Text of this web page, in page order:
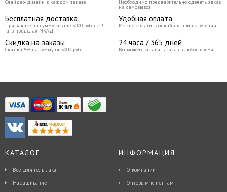
Слайдер-дизайн в каждом заказе Необходимо предварительно сделать заказ
на самовывоз
Бесплатная доставка
При заказе на сумму свыше 5000 руб до 3
кг в пределах МКАД
Удобная оплата
Можно оплатить онлайн и при получении
Скидка на заказы
Скидка 5% на сумму от 5000 руб
24 часа / 365 дней
Вы можете оставить заказ в любое время
КАТАЛОГ
Все для гель-лака
Наращивание
ИНФОРМАЦИЯ
О компании
Оптовым клиентам